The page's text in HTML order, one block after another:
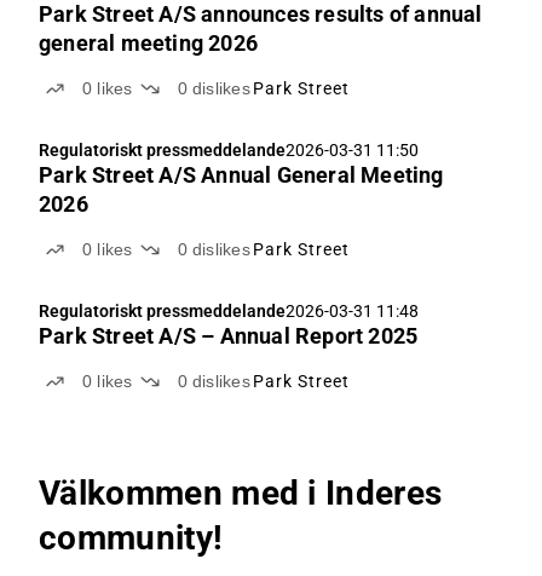
Park Street A/S announces results of annual
general meeting 2026
0 likes 0 dislikes Park Street
Regulatoriskt pressmeddelande2026-03-31 11:50
Park Street A/S Annual General Meeting
2026
0 likes 0 dislikes Park Street
Regulatoriskt pressmeddelande2026-03-31 11:48
Park Street A/S – Annual Report 2025
0 likes 0 dislikes Park Street
Välkommen med i Inderes
community!